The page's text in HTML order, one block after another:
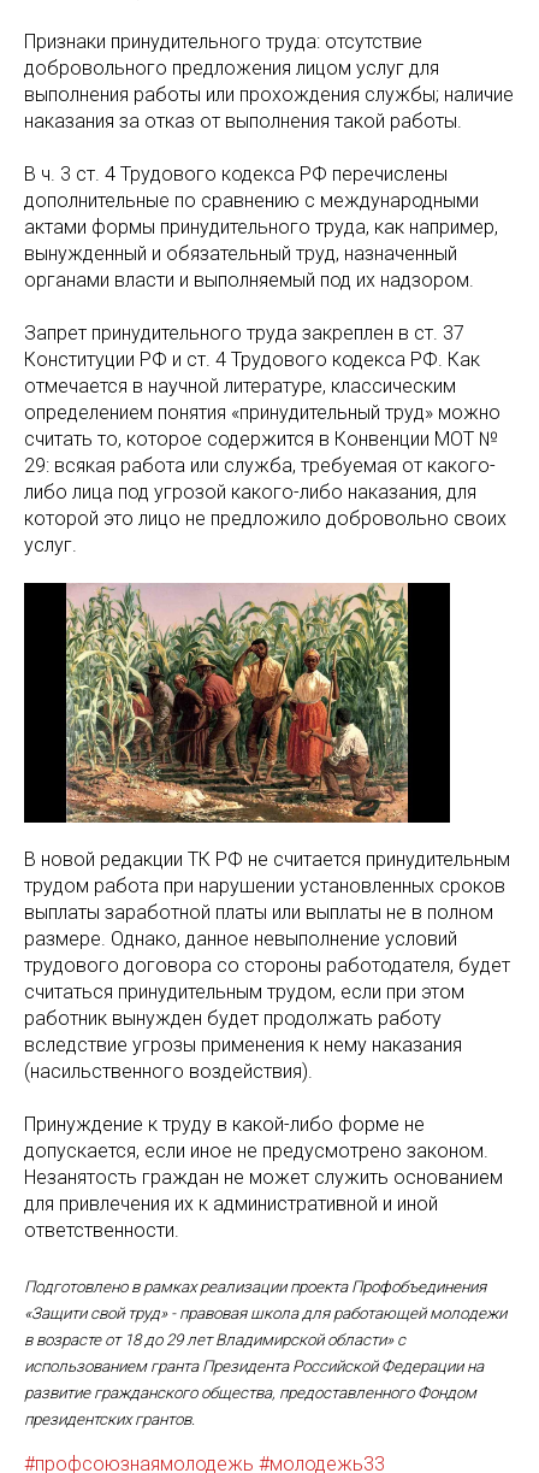
Признаки принудительного труда: отсутствие
добровольного предложения лицом услуг для
выполнения работы или прохождения службы; наличие
наказания за отказ от выполнения такой работы.
В ч. 3 ст. 4 Трудового кодекса РФ перечислены
дополнительные по сравнению с международными
актами формы принудительного труда, как например,
вынужденный и обязательный труд, назначенный
органами власти и выполняемый под их надзором.
Запрет принудительного труда закреплен в ст. 37
Конституции РФ и ст. 4 Трудового кодекса РФ. Как
отмечается в научной литературе, классическим
определением понятия «принудительный труд» можно
считать то, которое содержится в Конвенции МОТ №
29: всякая работа или служба, требуемая от какого-
либо лица под угрозой какого-либо наказания, для
которой это лицо не предложило добровольно своих
услуг.
В новой редакции ТК РФ не считается принудительным
трудом работа при нарушении установленных сроков
выплаты заработной платы или выплаты не в полном
размере. Однако, данное невыполнение условий
трудового договора со стороны работодателя, будет
считаться принудительным трудом, если при этом
работник вынужден будет продолжать работу
вследствие угрозы применения к нему наказания
(насильственного воздействия).
Принуждение к труду в какой-либо форме не
допускается, если иное не предусмотрено законом.
Незанятость граждан не может служить основанием
для привлечения их к административной и иной
ответственности.
Подготовлено в рамках реализации проекта Профобъединения
«Защити свой труд» - правовая школа для работающей молодежи
в возрасте от 18 до 29 лет Владимирской области» с
использованием гранта Президента Российской Федерации на
развитие гражданского общества, предоставленного Фондом
президентских грантов.
#профсоюзнаямолодежь #молодежь33